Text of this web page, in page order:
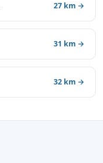
27 km →
31 km →
32 km →